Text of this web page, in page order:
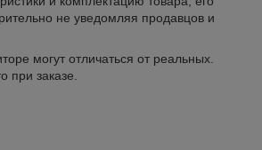
не уведомляя продавцов и
могут отличаться от реальных.
при заказе.